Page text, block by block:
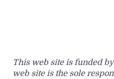
This web site is funded
web site is the sole